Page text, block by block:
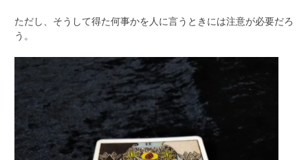
ただし、そうして得た何事かを人に言うときには注意が必要だろ
う。